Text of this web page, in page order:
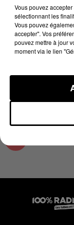
13 novembre
FLASHBACK
dans la Haute
Vous pouvez
sélectionnant les
Vous pouvez
accepter". Vos
pouvez mettre à jour
moment via le lien